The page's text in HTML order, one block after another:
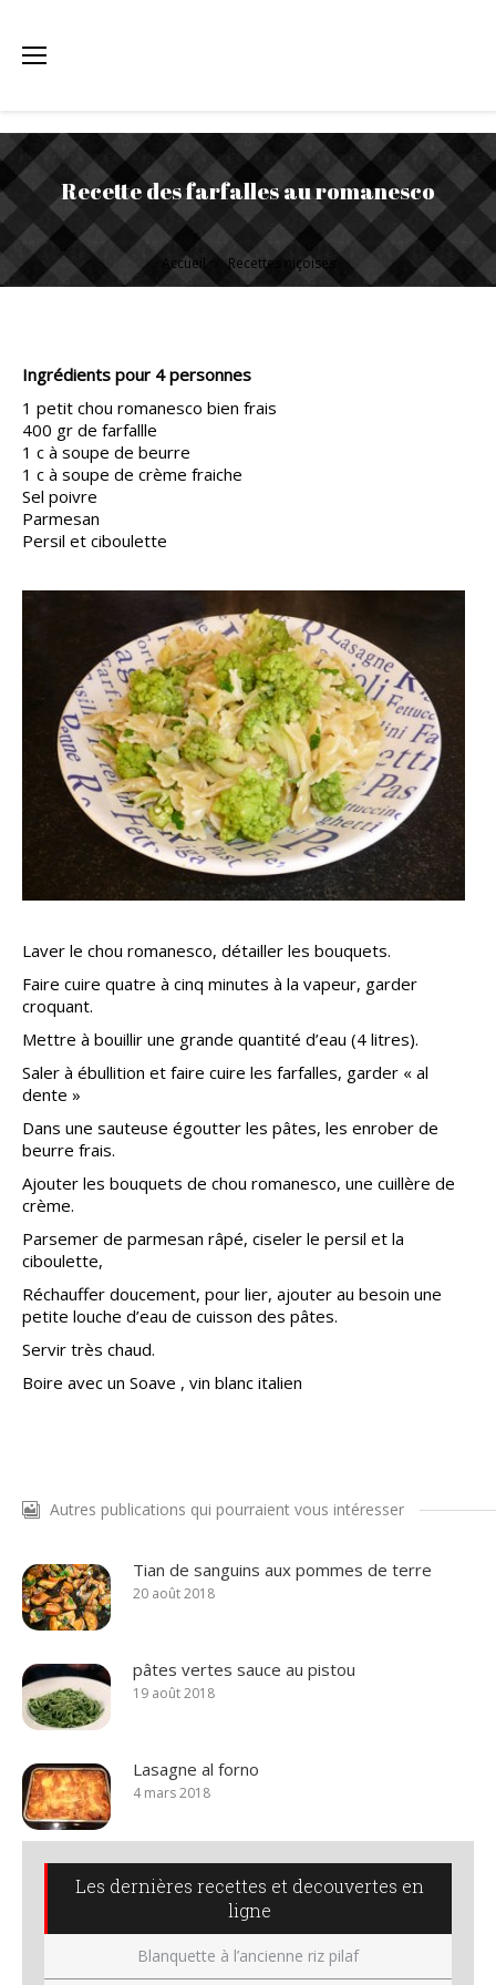
Recette des farfalles au romanesco
Vous êtes ici : Accueil Recettes niçoises
Ingrédients pour 4 personnes
1 petit chou romanesco bien frais
400 gr de farfallle
1 c à soupe de beurre
1 c à soupe de crème fraiche
Sel poivre
Parmesan
Persil et ciboulette
Laver le chou romanesco, détailler les bouquets.
Faire cuire quatre à cinq minutes à la vapeur, garder
croquant.
Mettre à bouillir une grande quantité d’eau (4 litres).
Saler à ébullition et faire cuire les farfalles, garder « al
dente »
Dans une sauteuse égoutter les pâtes, les enrober de
beurre frais.
Ajouter les bouquets de chou romanesco, une cuillère de
crème.
Parsemer de parmesan râpé, ciseler le persil et la
ciboulette,
Réchauffer doucement, pour lier, ajouter au besoin une
petite louche d’eau de cuisson des pâtes.
Servir très chaud.
Boire avec un Soave , vin blanc italien
Autres publications qui pourraient vous intéresser
Tian de sanguins aux pommes de terre
20 août 2018
pâtes vertes sauce au pistou
19 août 2018
Lasagne al forno
4 mars 2018
Les dernières recettes et decouvertes en
ligne
Blanquette à l’ancienne riz pilaf